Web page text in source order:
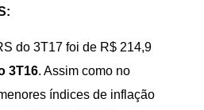
do 3T17 foi de R$ 214,9
3T16. Assim como no
índices de inflação